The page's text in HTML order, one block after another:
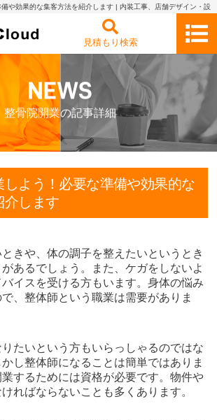
や効果的な集客方法を紹介します | 内装工事、店舗デザイン・設
見積もり検索
整骨院開業の記事詳細
しよう！必要な準備や効果的な
介します
きや、体の調子を整えたいというとき
あるでしょう。また、ケガをしないよ
イスを受ける方もいます。身体の悩み
、整体師という職業は需要がありま
たいという方もいらっしゃるのではな
し整体師になることは簡単ではありま
するためには資格が必要です。物件や
ればならないことも多くあります。